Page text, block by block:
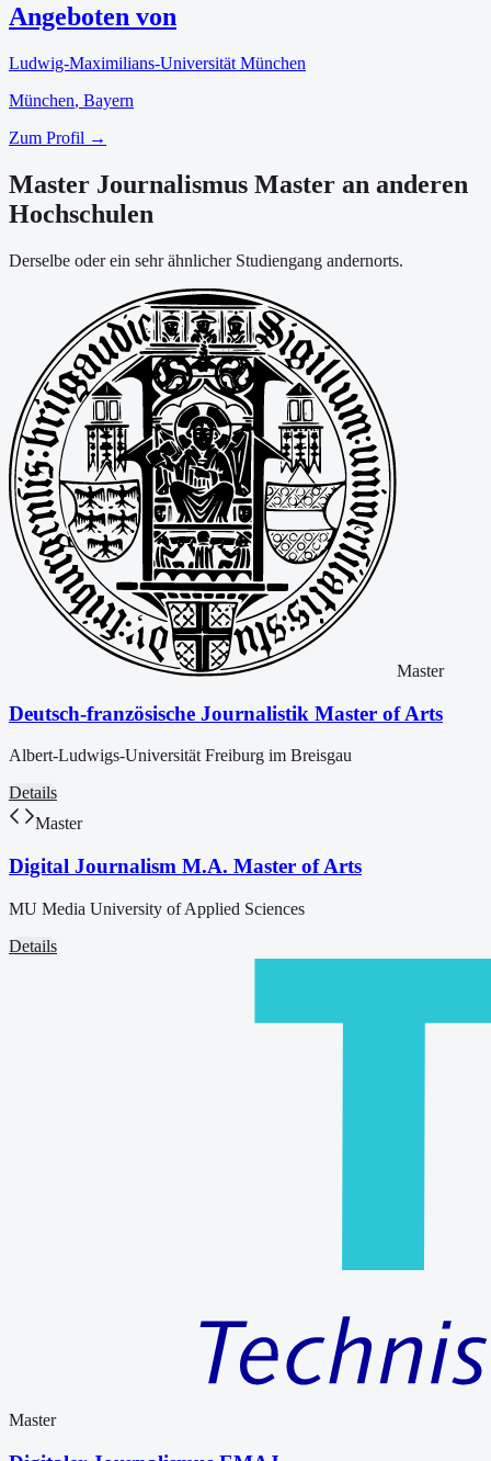
Angeboten von
Ludwig-Maximilians-Universität München
München, Bayern
Zum Profil →
Master Journalismus Master an anderen
Hochschulen
Derselbe oder ein sehr ähnlicher Studiengang andernorts.
Master
Deutsch-französische Journalistik Master of Arts
Albert-Ludwigs-Universität Freiburg im Breisgau
Details
Master
Digital Journalism M.A. Master of Arts
MU Media University of Applied Sciences
Details
Master